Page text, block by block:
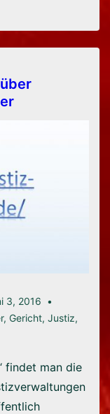
3, 2016
, Gericht, Justiz,
findet man die